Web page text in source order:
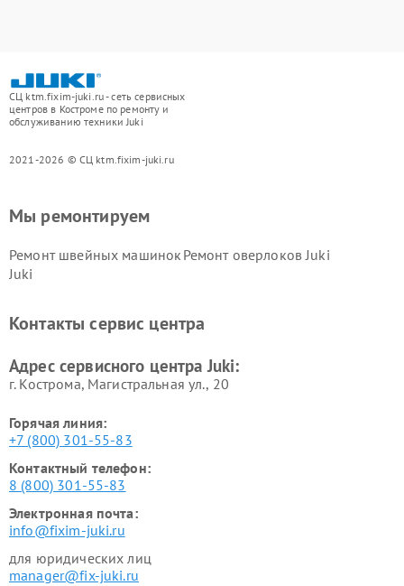
СЦ ktm.fixim-juki.ru - сеть сервисных
центров в Костроме по ремонту и
обслуживанию техники Juki
2021-2026 © СЦ ktm.fixim-juki.ru
Мы ремонтируем
Ремонт швейных машинок
Juki
Ремонт оверлоков Juki
Контакты сервис центра
Адрес сервисного центра Juki:
г. Кострома, Магистральная ул., 20
Горячая линия:
+7 (800) 301-55-83
Контактный телефон:
8 (800) 301-55-83
Электронная почта:
info@fixim-juki.ru
для юридических лиц
manager@fix-juki.ru